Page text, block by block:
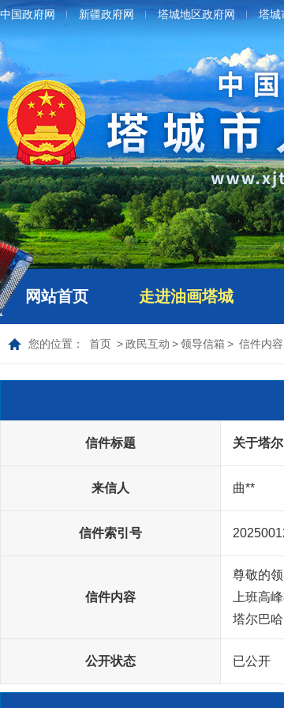
中国政府网 新疆政府网 塔城地区政府网 塔城
网站首页 走进油画塔城
您的位置： 首页 >政民互动 >领导信箱 > 信件内容
信件标题 关于塔
来信人 曲**
信件索引号
信件内容
尊敬的领
上班高
塔尔巴
公开状态 已公开